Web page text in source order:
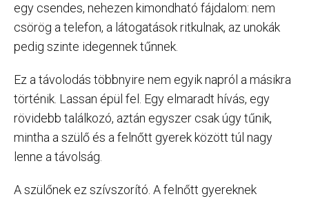
egy csendes, nehezen kimondható fájdalom: nem
csörög a telefon, a látogatások ritkulnak, az unokák
pedig szinte idegennek tűnnek.
Ez a távolodás többnyire nem egyik napról a másikra
történik. Lassan épül fel. Egy elmaradt hívás, egy
rövidebb találkozó, aztán egyszer csak úgy tűnik,
mintha a szülő és a felnőtt gyerek között túl nagy
lenne a távolság.
A szülőnek ez szívszorító. A felnőtt gyereknek